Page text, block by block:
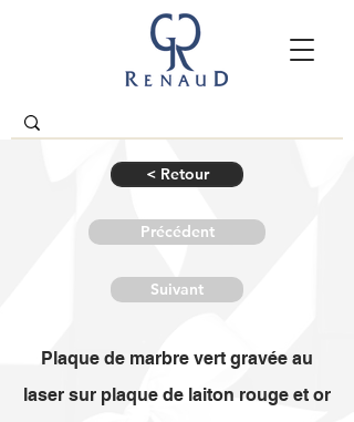
< Retour
Précédent
Suivant
Plaque de marbre vert gravée au
laser sur plaque de laiton rouge et or